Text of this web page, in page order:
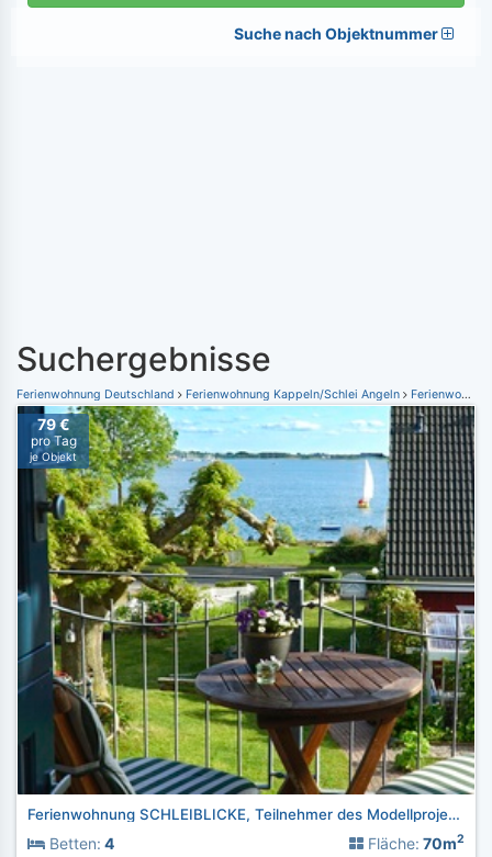
Suche nach Objektnummer
Suchergebnisse
Ferienwohnung Deutschland Ferienwohnung Kappeln/Schlei Angeln Ferienwohnung Maasholm
79 €
pro Tag
je Objekt
Ferienwohnung SCHLEIBLICKE, Teilnehmer des Modellprojektes
Betten: 4 Fläche: 70m2